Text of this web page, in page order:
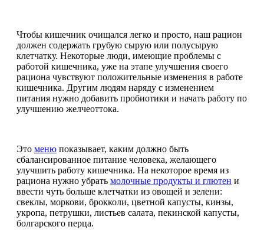
Чтобы кишечник очищался легко и просто, наш рацион
должен содержать грубую сырую или полусырую
клетчатку. Некоторые люди, имеющие проблемы с
работой кишечника, уже на этапе улучшения своего
рациона чувствуют положительные изменения в работе
кишечника. Другим людям наряду с изменением
питания нужно добавить пробиотики и начать работу по
улучшению желчеоттока.
Это меню показывает, каким должно быть
сбалансированное питание человека, желающего
улучшить работу кишечника. На некоторое время из
рациона нужно убрать молочные продукты и глютен и
ввести чуть больше клетчатки из овощей и зелени:
свеклы, моркови, брокколи, цветной капусты, кинзы,
укропа, петрушки, листьев салата, пекинской капусты,
болгарского перца.